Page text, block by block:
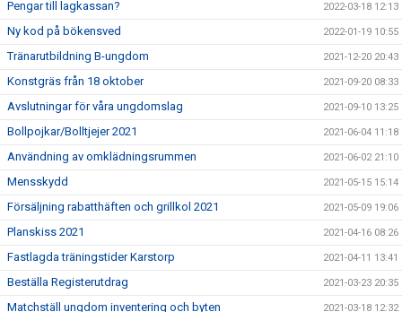
Pengar till lagkassan? 2022-03-18 12:13
Ny kod på bökensved 2022-01-19 10:55
Tränarutbildning B-ungdom 2021-12-20 20:43
Konstgräs från 18 oktober 2021-09-20 08:33
Avslutningar för våra ungdomslag 2021-09-10 13:25
Bollpojkar/Bolltjejer 2021 2021-06-04 11:18
Användning av omklädningsrummen 2021-06-02 21:10
Mensskydd 2021-05-15 15:14
Försäljning rabatthäften och grillkol 2021 2021-05-09 19:06
Planskiss 2021 2021-04-16 08:26
Fastlagda träningstider Karstorp 2021-04-11 13:41
Beställa Registerutdrag 2021-03-23 20:35
Matchställ ungdom inventering och byten 2021-03-18 12:32